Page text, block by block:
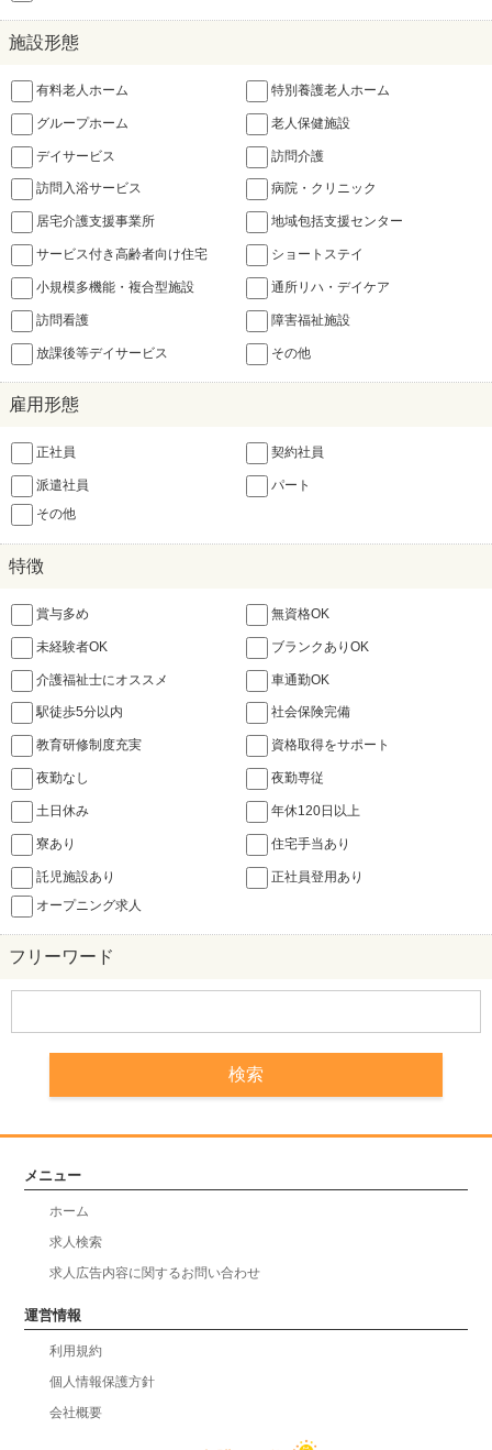
施設形態
有料老人ホーム 特別養護老人ホーム
グループホーム 老人保健施設
デイサービス 訪問介護
訪問入浴サービス 病院・クリニック
居宅介護支援事業所 地域包括支援センター
サービス付き高齢者向け住宅 ショートステイ
小規模多機能・複合型施設 通所リハ・デイケア
訪問看護 障害福祉施設
放課後等デイサービス その他
雇用形態
正社員 契約社員
派遣社員
パート
その他
特徴
賞与多め 無資格OK
未経験者OK ブランクありOK
介護福祉士にオススメ 車通勤OK
駅徒歩5分以内 社会保険完備
教育研修制度充実 資格取得をサポート
夜勤なし 夜勤専従
土日休み 年休120日以上
寮あり 住宅手当あり
託児施設あり
正社員登用あり
オープニング求人
フリーワード
メニュー
ホーム
求人検索
求人広告内容に関するお問い合わせ
運営情報
利用規約
個人情報保護方針
会社概要